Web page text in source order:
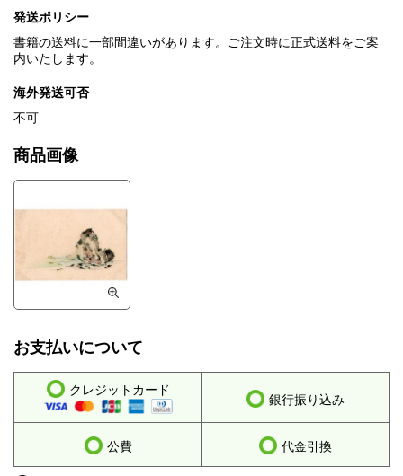
発送ポリシー
書籍の送料に一部間違いがあります。ご注文時に正式送料をご案
内いたします。
海外発送可否
不可
商品画像
お支払いについて
クレジットカード
銀行振り込み
公費 代金引換